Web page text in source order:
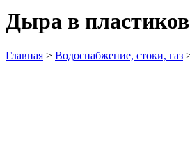
Дыра в
Главная > Водоснабжение, стоки, газ